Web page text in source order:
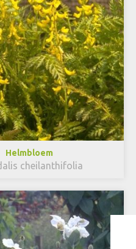
Helmbloem
cheilanthifolia